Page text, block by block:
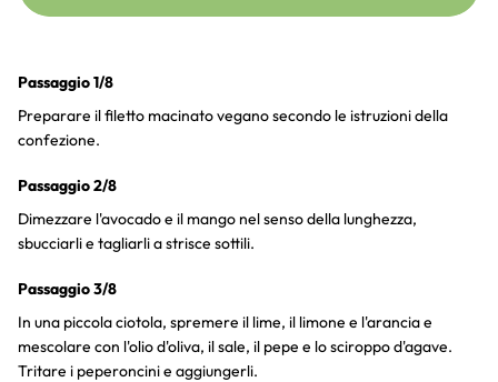
Passaggio 1/8
Preparare il filetto macinato vegano secondo le istruzioni della
confezione.
Passaggio 2/8
Dimezzare l'avocado e il mango nel senso della lunghezza,
sbucciarli e tagliarli a strisce sottili.
Passaggio 3/8
In una piccola ciotola, spremere il lime, il limone e l'arancia e
mescolare con l'olio d'oliva, il sale, il pepe e lo sciroppo d'agave.
Tritare i peperoncini e aggiungerli.